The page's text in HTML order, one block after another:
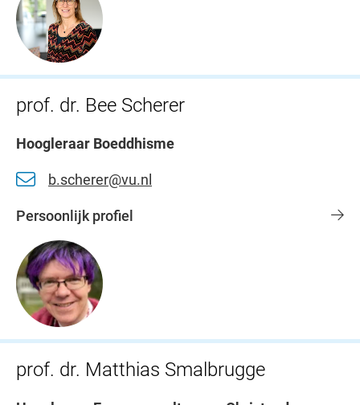
prof. dr. Bee Scherer
Hoogleraar Boeddhisme
b.scherer@vu.nl
Persoonlijk profiel
prof. dr. Matthias Smalbrugge